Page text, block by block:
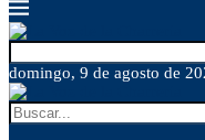
domingo, 9 de agosto de